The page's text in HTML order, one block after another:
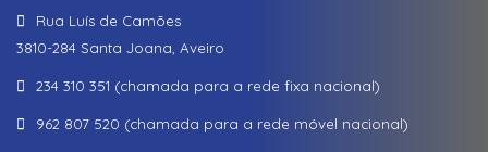
Rua Luís de Camões
3810-284 Santa Joana, Aveiro
234 310 351 (chamada para a rede fixa nacional)
962 807 520 (chamada para a rede móvel nacional)